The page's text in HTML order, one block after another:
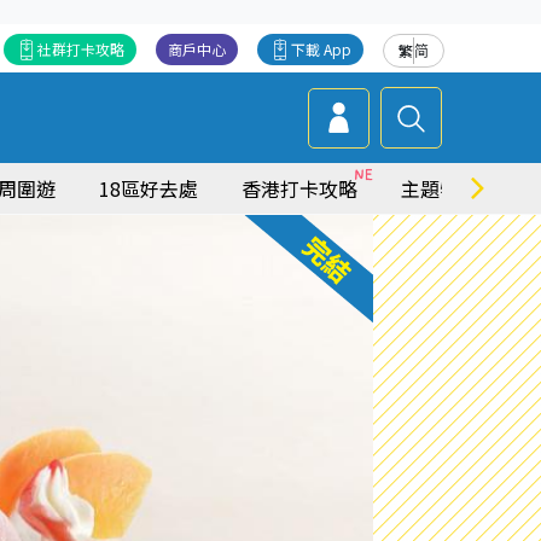
繁简
下載 App
商戶中心
社群打卡攻略
圍遊 18區好去處 香港打卡攻略 主題特集